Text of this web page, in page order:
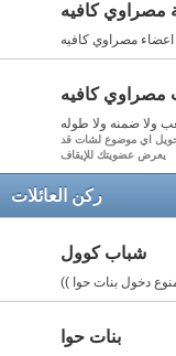
مصراوي كافيه
مصراوي كافيه
مصراوي كافيه
ولا ضمنه ولا طوله
اي موضوع لشات قد
يعرض عضويتك للإيقاف
ركن العائلات
شباب كوول
دخول بنات حوا ))
بنات حوا